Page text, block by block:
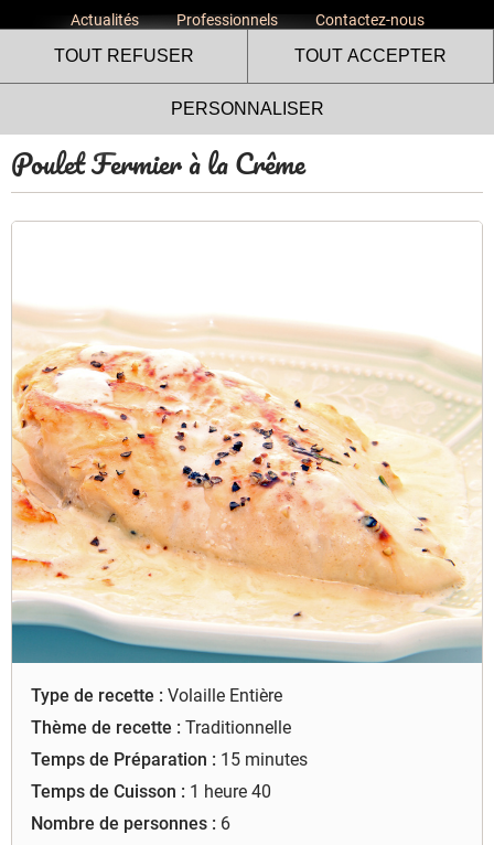
Actualités Professionnels Contactez-nous
Poulet Fermier à la Crême
Type de recette : Volaille Entière
Thème de recette : Traditionnelle
Temps de Préparation : 15 minutes
Temps de Cuisson : 1 heure 40
Nombre de personnes : 6
Fermières de l’Ardèche utilise
des cookies !
Nous utilisons des cookies pour nous assurer du bon
fonctionnement de notre site et à des fins analytiques. Vous
pouvez changer d'avis à tout moment en cliquant sur l'icône
présente sur chaque page de notre site. En autorisant ces
services tiers, vous acceptez le dépôt et la lecture de
cookies et l'utilisation de technologies de suivi nécessaires
à leur bon fonctionnement.
Charte de confidentialité
TOUT REFUSER TOUT ACCEPTER
PERSONNALISER